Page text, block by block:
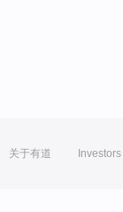
关于有道 Investors